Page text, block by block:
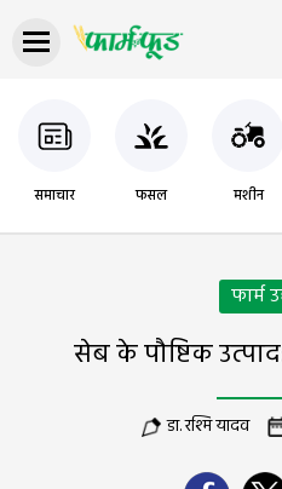
समाचार फसल मशीन
फार्म
सेब के पौष्टिक
डा. रश्मि यादव